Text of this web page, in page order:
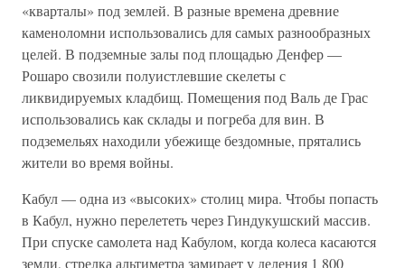
«кварталы» под землей. В разные времена древние
каменоломни использовались для самых разнообразных
целей. В подземные залы под площадью Денфер —
Рошаро свозили полуистлевшие скелеты с
ликвидируемых кладбищ. Помещения под Валь де Грас
использовались как склады и погреба для вин. В
подземельях находили убежище бездомные, прятались
жители во время войны.
Кабул — одна из «высоких» столиц мира. Чтобы попасть
в Кабул, нужно перелететь через Гиндукушский массив.
При спуске самолета над Кабулом, когда колеса касаются
земли, стрелка альтиметра замирает у деления 1 800